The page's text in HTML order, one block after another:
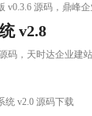
v0.3.6 源码，鼎峰
v2.8
码，天时达企业建
统 v2.0 源码下载